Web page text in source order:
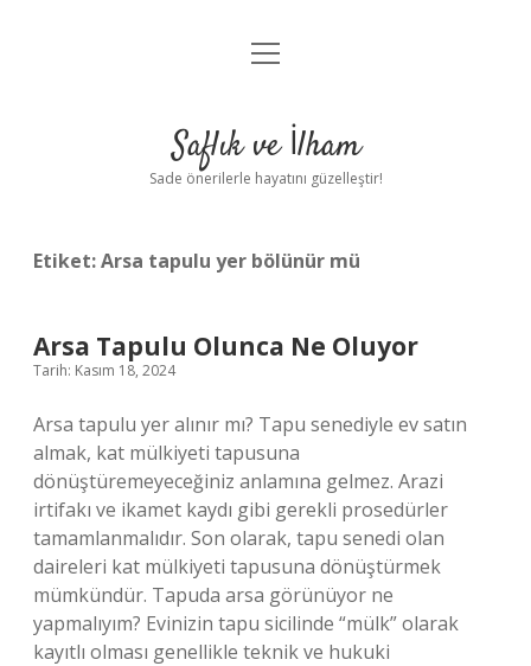
Anasayfa
Yasal Uyarı
menüyü
Saflık ve İlham
Sade önerilerle hayatını güzelleştir!
Etiket:Arsa tapulu yer bölünür mü
Arsa Tapulu Olunca Ne Oluyor
Tarih: Kasım 18, 2024
Arsa tapulu yer alınır mı? Tapu senediyle ev satın
almak, kat mülkiyeti tapusuna
dönüştüremeyeceğiniz anlamına gelmez. Arazi
irtifakı ve ikamet kaydı gibi gerekli prosedürler
tamamlanmalıdır. Son olarak, tapu senedi olan
daireleri kat mülkiyeti tapusuna dönüştürmek
mümkündür. Tapuda arsa görünüyor ne
yapmalıyım? Evinizin tapu sicilinde “mülk” olarak
kayıtlı olması genellikle teknik ve hukuki